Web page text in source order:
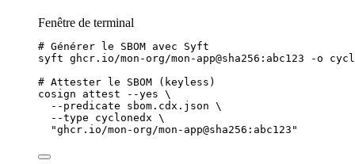
Fenêtre de terminal
# Générer le SBOM avec Syft
syft ghcr.io/mon-org/mon-app@sha256:abc123 -o
# Attester le SBOM (keyless)
cosign
attest --yes \
--predicate
sbom.cdx.json \
--type
cyclonedx \
"ghcr.io/mon-org/mon-app@sha256:abc123 "